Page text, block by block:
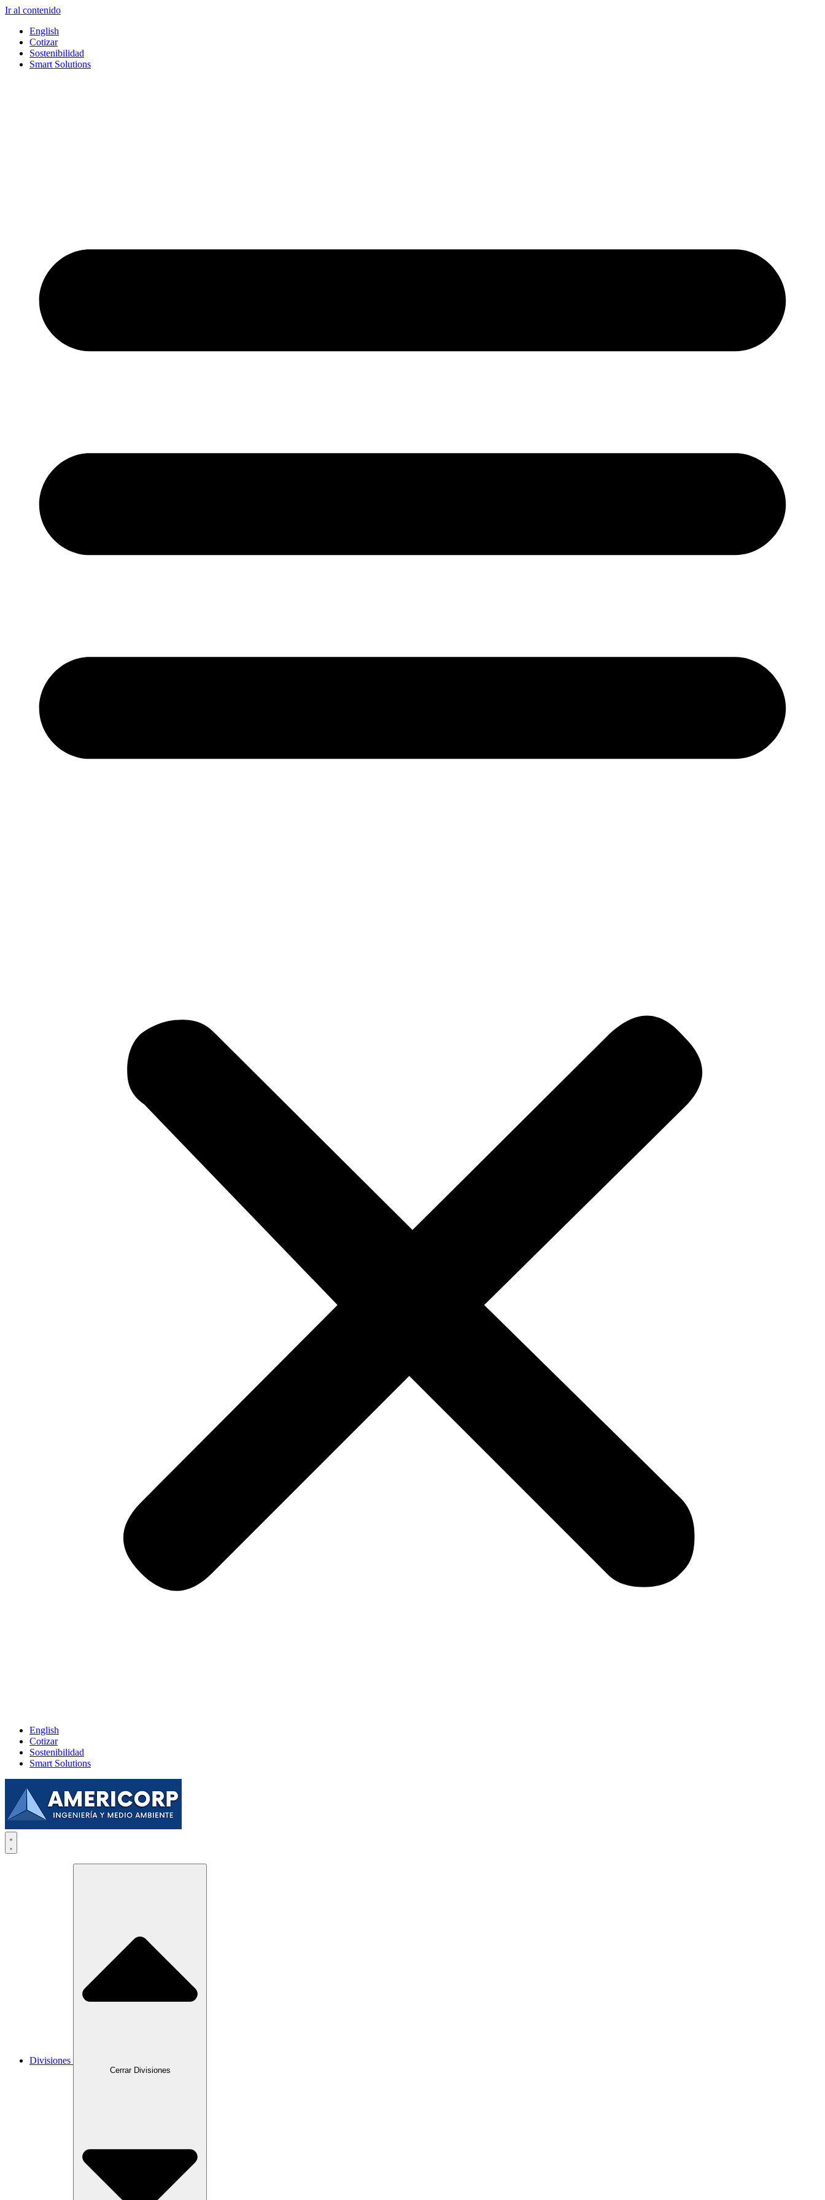
Ir al contenido
English
Cotizar
Sostenibilidad
Smart Solutions
English
Cotizar
Sostenibilidad
Smart Solutions
Divisiones
Cerrar Divisiones